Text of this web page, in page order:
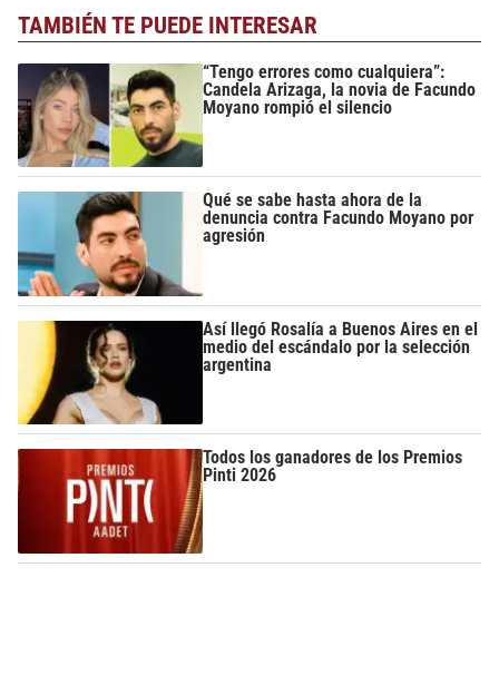
TAMBIÉN TE PUEDE INTERESAR
“Tengo errores como cualquiera”:
Candela Arizaga, la novia de Facundo
Moyano rompió el silencio
Qué se sabe hasta ahora de la
denuncia contra Facundo Moyano por
agresión
Así llegó Rosalía a Buenos Aires en el
medio del escándalo por la selección
argentina
Todos los ganadores de los Premios
Pinti 2026